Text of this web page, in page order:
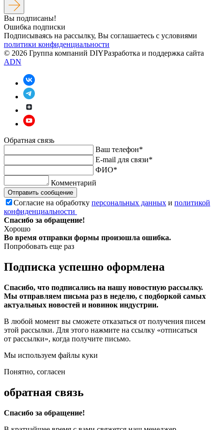
Вы подписаны!
Ошибка подписки
Подписываясь на рассылку, Вы соглашаетесь c условиями
политики конфиденциальности
© 2026 Группа компаний DIYРазработка и поддержка сайта
ADN
Обратная связь
Ваш телефон*
E-mail для связи*
ФИО*
Комментарий
Отправить сообщение
Согласие на обработку персональных данных и политикой
конфиденциальности
Спасибо за обращение!
Хорошо
Во время отправки формы произошла ошибка.
Попробовать еще раз
Подписка успешно оформлена
Спасибо, что подписались на нашу новостную рассылку.
Мы отправляем письма раз в неделю, с подборкой самых
актуальных новостей и новинок индустрии.
В любой момент вы сможете отказаться от получения писем
этой рассылки. Для этого нажмите на ссылку «отписаться
от рассылки», когда получите письмо.
Мы используем файлы куки
Понятно, согласен
обратная связь
Спасибо за обращение!